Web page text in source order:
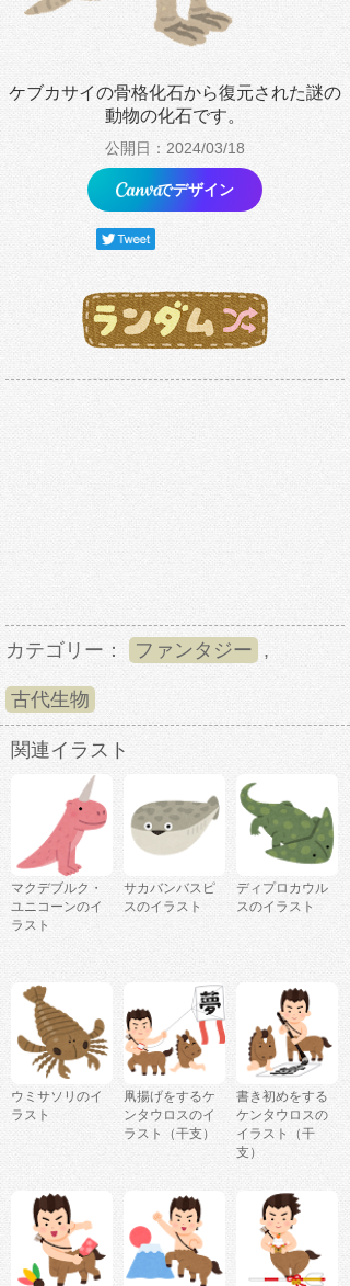
ケブカサイの骨格化石から復元された謎の
動物の化石です。
公開日：2024/03/18
でデザイン
カテゴリー： ファンタジー ,
古代生物
関連イラスト
マクデブルク・
ユニコーンのイ
ラスト
サカバンバスピ
スのイラスト
ディプロカウル
スのイラスト
ウミサソリのイ
ラスト
凧揚げをするケ
ンタウロスのイ
ラスト（干支）
書き初めをする
ケンタウロスの
イラスト（干
支）